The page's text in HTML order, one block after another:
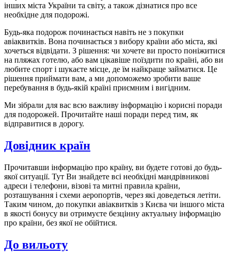
інших міста України та світу, а також дізнатися про все
необхідне для подорожі.
Будь-яка подорож починається навіть не з покупки
авіаквитків. Вона починається з вибору країни або міста, які
хочеться відвідати. З рішення: чи хочете ви просто поніжитися
на пляжах готелю, або вам цікавіше поїздити по країні, або ви
любите спорт і шукаєте місце, де їм найкраще займатися. Це
рішення приймати вам, а ми допоможемо зробити ваше
перебування в будь-якій країні приємним і вигідним.
Ми зібрали для вас всю важливу інформацію і корисні поради
для подорожей. Прочитайте наші поради перед тим, як
відправитися в дорогу.
Довідник країн
Прочитавши інформацію про країну, ви будете готові до будь-
якої ситуації. Тут Ви знайдете всі необхідні мандрівникові
адреси і телефони, візові та митні правила країни,
розташування і схеми аеропортів, через які доведеться летіти.
Таким чином, до покупки авіаквитків з Києва чи іншого міста
в якості бонусу ви отримуєте безцінну актуальну інформацію
про країни, без якої не обійтися.
До вильоту